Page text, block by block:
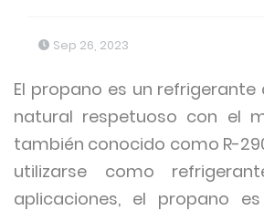
Sep 26, 2023
El propano es un
natural respetuoso con el
también conocido como R-
utilizarse como
aplicaciones, el propano